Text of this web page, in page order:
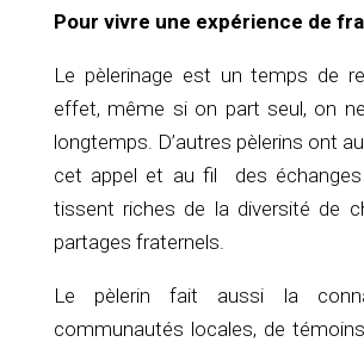
Pour vivre une expérience de
Le pèlerinage est un temps de
effet, même si on part seul, on
longtemps. D’autres pèlerins ont
cet appel et au fil des
tissent riches de la diversité de
partages fraternels.
Le pèlerin fait aussi la
communautés locales, de témoins